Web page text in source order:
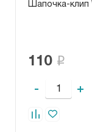
Шапочка-клип
110
- +